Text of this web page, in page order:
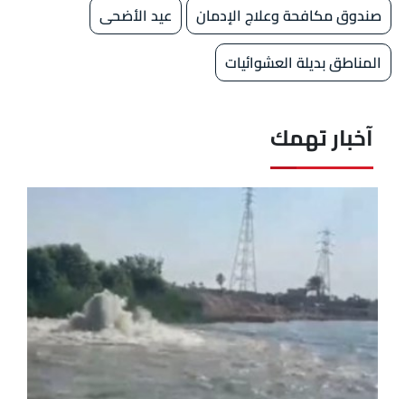
صندوق مكافحة وعلاج الإدمان
عيد الأضحى
المناطق بديلة العشوائيات
آخبار تهمك